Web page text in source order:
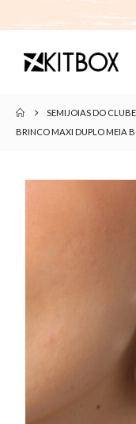
SEMIJOIAS DO CLUBE
BRINCO MAXI DUPLO MEIA